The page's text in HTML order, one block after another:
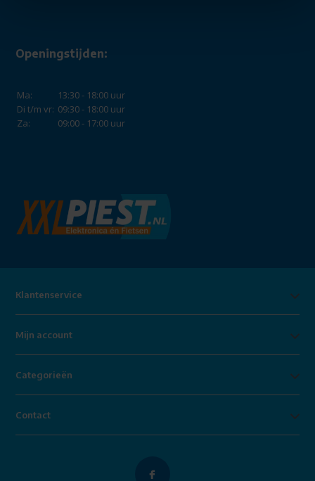
Openingstijden:
Ma:
13:30 - 18:00 uur
Di t/m vr: 09:30 - 18:00 uur
Za:
09:00 - 17:00 uur
Klantenservice
Mijn account
Categorieën
Contact